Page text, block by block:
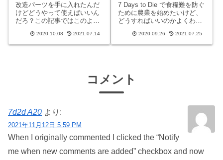
改造パーツを手に入れたんだ
けどどうやって使えばいいん
だろ？この記事ではこのよう
けて、武器やツールの改造方
法について解説していきま
2020.10.08 2021.07.14
7 Days to Die で食糧難を防ぐ
ために農業を始めたいけど、
どうすればいいのかよくわか
持ちの方や初心者の方、こち
らの記事をご覧ください。わ
2020.09.26 2021.07.25
コメント
7d2d A20 より:
2021年11月12日 5:59 PM
When I originally commented I clicked the “Notify
me when new comments are added” checkbox and now